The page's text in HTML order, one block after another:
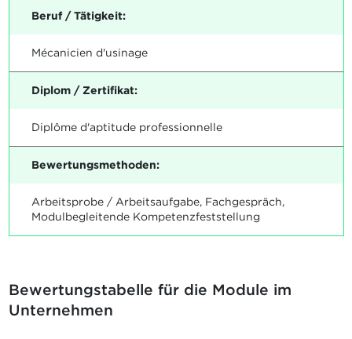
Beruf / Tätigkeit:
Mécanicien d'usinage
Diplom / Zertifikat:
Diplôme d'aptitude professionnelle
Bewertungsmethoden:
Arbeitsprobe / Arbeitsaufgabe, Fachgespräch,
Modulbegleitende Kompetenzfeststellung
Bewertungstabelle für die Module im
Unternehmen